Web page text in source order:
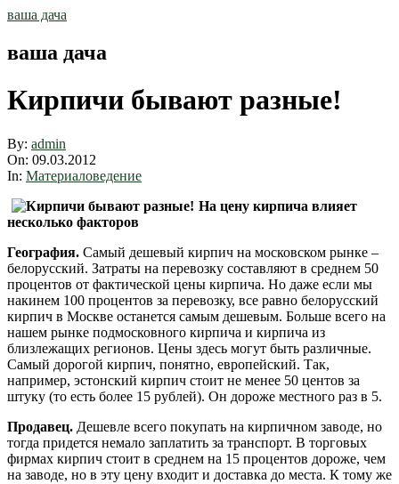
Skip
ваша дача
ваша дача
Кирпичи бывают разные!
By: admin
On: 09.03.2012
In: Материаловедение
На цену кирпича влияет
несколько факторов
География. Самый дешевый кирпич на московском рынке –
белорусский. Затраты на перевозку составляют в среднем 50
процентов от фактической цены кирпича. Но даже если мы
накинем 100 процентов за перевозку, все равно белорусский
кирпич в Москве останется самым дешевым. Больше всего на
нашем рынке подмосковного кирпича и кирпича из
близлежащих регионов. Цены здесь могут быть различные.
Самый дорогой кирпич, понятно, европейский. Так,
например, эстонский кирпич стоит не менее 50 центов за
штуку (то есть более 15 рублей). Он дороже местного раз в 5.
Продавец. Дешевле всего покупать на кирпичном заводе, но
тогда придется немало заплатить за транспорт. В торговых
фирмах кирпич стоит в среднем на 15 процентов дороже, чем
на заводе, но в эту цену входит и доставка до места. К тому же